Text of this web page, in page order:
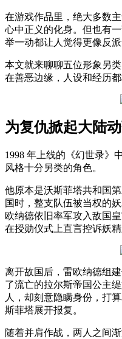
在游戏作品里，绝大多数
心中正义的化身。但也有
举一动都让人觉得更像反派
本文就来聊聊五位形象另
在善恶边缘，人设和经历都
为复仇掀起大陆
1998 年上线的《幻世录》
风格十分另类的角色。
他原本是沃斯菲塔共和国
国时，整支队伍被当权的
欧纳德依旧率军攻入敌国
在授勋仪式上直言控诉妖
离开故国后，雷欧纳德组
了流亡的拉尔斯帝国公主
人，却刻意隐瞒身份，打
斯菲塔展开报复。
随着并肩作战，两人之间